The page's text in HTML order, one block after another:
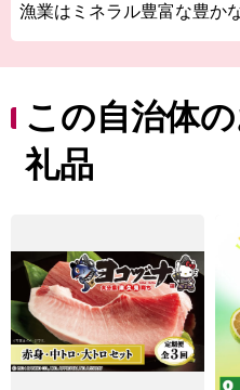
漁業はミネラル豊富な豊か
石灰石・セメント産業で栄
観を有しており、セメント
ト町」という地名も存在し
住所にセメント町と記載で
この自治体
礼品